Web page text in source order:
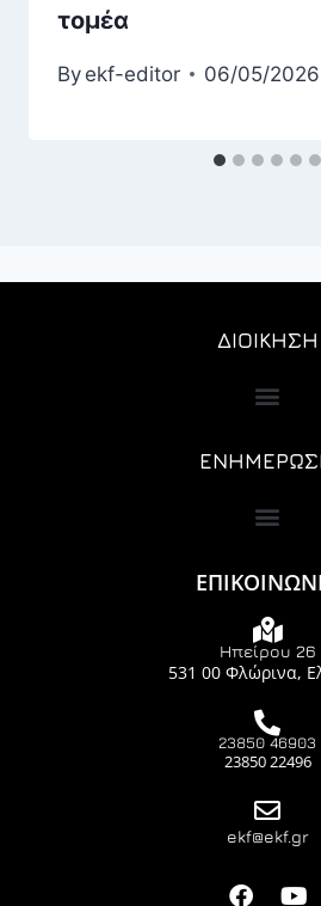
τομέα
By ekf-editor 06/05/2026
ΔΙΟΙΚΗΣΗ
Ηπείρου 26
531 00 Φλώρινα,
23850 46903
23850 22496
ekf@ekf.gr